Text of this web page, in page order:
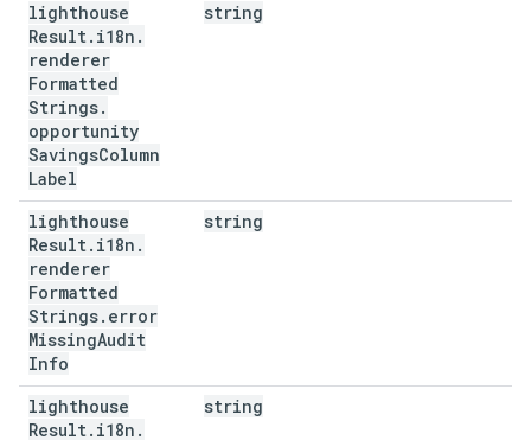
lighthouse
Result. i18n .
renderer
Formatted
Strings.
opportunity
SavingsColumn
Label
string
lighthouse
Result. i18n .
renderer
Formatted
Strings. error
MissingAudit
Info
string
lighthouse
Result. i18n .
string